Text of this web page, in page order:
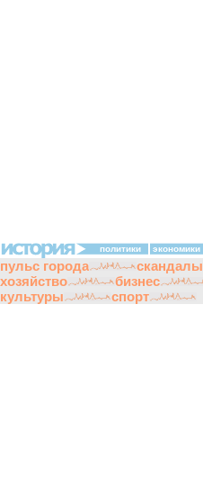
политики экономики
пульс города скандалы
хозяйство
бизнес
культуры
спорт